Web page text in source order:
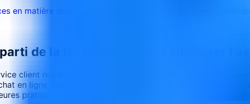
en matière de service à la clientèle
Service client
de la technologie pour améliorer
client numérique, en se concentrant sur l'utilisation
en ligne, des médias sociaux, du courrier électronique et
pratiques en matière de communication en ligne, de